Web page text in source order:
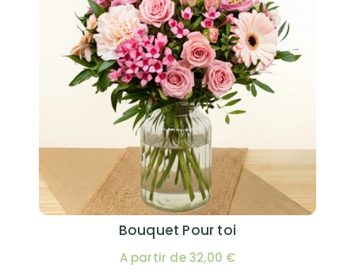
Bouquet Pour toi
A partir de 32,00 €